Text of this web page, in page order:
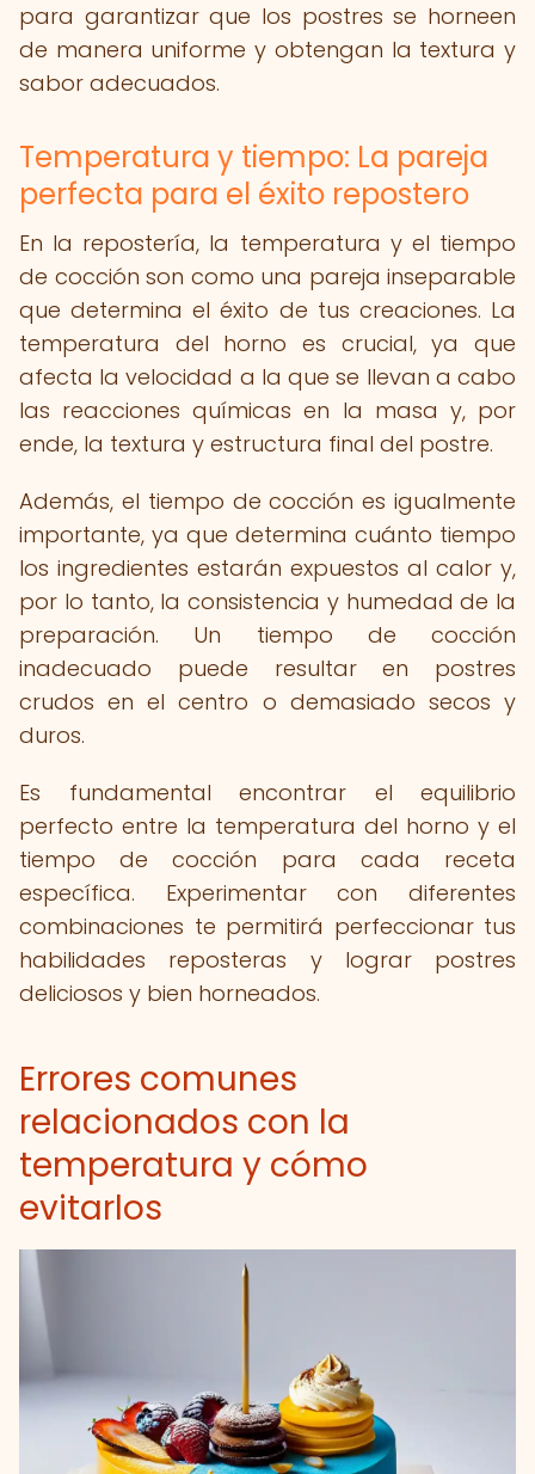
para garantizar que los postres se horneen
de manera uniforme y obtengan la textura y
sabor adecuados.
Temperatura y tiempo: La pareja
perfecta para el éxito repostero
En la repostería, la temperatura y el tiempo
de cocción son como una pareja inseparable
que determina el éxito de tus creaciones. La
temperatura del horno es crucial, ya que
afecta la velocidad a la que se llevan a cabo
las reacciones químicas en la masa y, por
ende, la textura y estructura final del postre.
Además, el tiempo de cocción es igualmente
importante, ya que determina cuánto tiempo
los ingredientes estarán expuestos al calor y,
por lo tanto, la consistencia y humedad de la
preparación. Un tiempo de cocción
inadecuado puede resultar en postres
crudos en el centro o demasiado secos y
duros.
Es fundamental encontrar el equilibrio
perfecto entre la temperatura del horno y el
tiempo de cocción para cada receta
específica. Experimentar con diferentes
combinaciones te permitirá perfeccionar tus
habilidades reposteras y lograr postres
deliciosos y bien horneados.
Errores comunes
relacionados con la
temperatura y cómo
evitarlos